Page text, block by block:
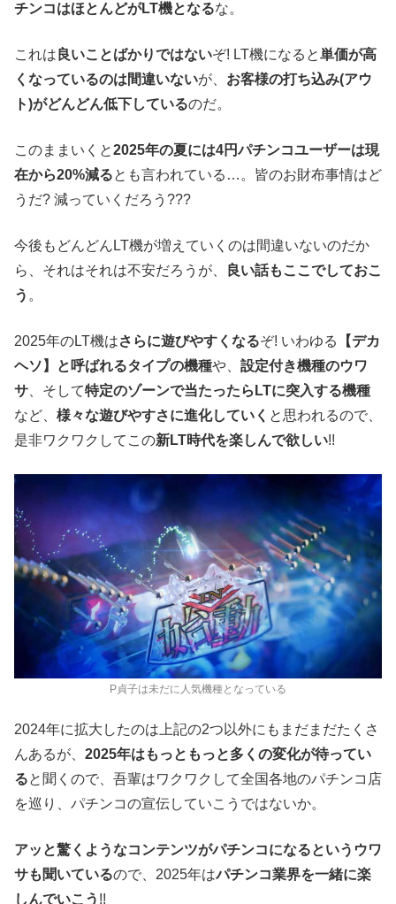
チンコはほとんどがLT機となるな。
これは 良いことばかりではないぞ! LT機になると単価が高
くなっているのは間違いないが、 お客様の打ち込み(アウ
ト)がどんどん低下しているのだ。
このままいくと2025年の夏には4円パチンコユーザーは現
在から20%減るとも言われている…。皆のお財布事情はど
うだ? 減っていくだろう???
今後もどんどんLT機が増えていくのは間違いないのだか
ら、それはそれは不安だろうが、
良い話もここでしておこ
う 。
2025年のLT機はさらに遊びやすくなるぞ! いわゆる
【デカ
ヘソ】と呼ばれるタイプの機種や、 設定付き機種のウワ
サ 、そして特定のゾーンで当たったらLTに突入する機種
など、 様々な遊びやすさに進化していく と思われるので、
是非ワクワクしてこの新LT時代を楽しんで欲しい!!
P貞子は未だに人気機種となっている
2024年に拡大したのは上記の2つ以外にもまだまだたくさ
んあるが、 2025年はもっともっと多くの変化が待ってい
ると聞くので、吾輩はワクワクして全国各地のパチンコ店
を巡り、パチンコの宣伝していこうではないか。
アッと驚くようなコンテンツがパチンコになるというウワ
サも聞いているので、2025年はパチンコ業界を一緒に楽
しんでいこう !!